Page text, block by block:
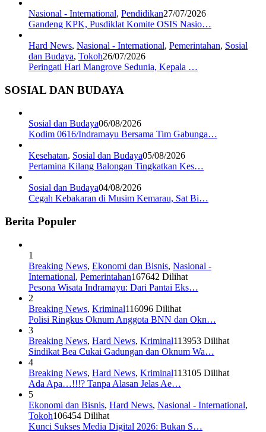
Nasional - International, Pendidikan27/07/2026
Gandeng KPK, Pusdiklat Komite OSIS Nasio…
Hard News, Nasional - International, Pemerintahan, Sosial
dan Budaya, Tokoh26/07/2026
Peringati Hari Mangrove Sedunia, Kepala …
SOSIAL DAN BUDAYA
Sosial dan Budaya06/08/2026
Kodim 0616/Indramayu Bersama Tim Gabunga…
Kesehatan, Sosial dan Budaya05/08/2026
Pertamina Kilang Balongan Tingkatkan Kes…
Sosial dan Budaya04/08/2026
Cegah Kebakaran di Musim Kemarau, Sat Bi…
Berita Populer
1
Breaking News, Ekonomi dan Bisnis, Nasional -
International, Pemerintahan167642 Dilihat
Pesona Wisata Indramayu: Dari Pantai Eks…
2
Breaking News, Kriminal116096 Dilihat
Polisi Ringkus Oknum Anggota BNN dan Okn…
3
Breaking News, Hard News, Kriminal113953 Dilihat
Sindikat Bea Cukai Gadungan dan Oknum Wa…
4
Breaking News, Hard News, Kriminal113105 Dilihat
Ada Apa…!!!? Tanpa Alasan Jelas Ae…
5
Ekonomi dan Bisnis, Hard News, Nasional - International,
Tokoh106454 Dilihat
Kunci Sukses Media Digital 2026: Bukan S…